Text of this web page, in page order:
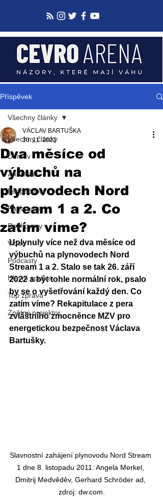
Příspěvek
Všechny články
Domov
Zahraničí
Bezpečnost
Panorama
Rozhovory
Video
Podcasty
Hlavní zpráva
Top zpráva
Zpětný projektor
Všechny články
Dva měsíce od
výbuchů na
plynovodech Nord
Stream 1 a 2. Co
zatím víme?
VÁCLAV BARTUŠKA
30. 11. 2022
Uplynuly více než dva měsíce od
výbuchů na plynovodech Nord
Stream 1 a 2. Stalo se tak 26. září
2022 a být tohle normální rok, psalo
by se o vyšetřování každý den. Co
zatím víme? Rekapitulace z pera
zvláštního zmocněnce MZV pro
energetickou bezpečnost Václava
Bartušky.
Slavnostní zahájení plynovodu Nord Stream
1 dne 8. listopadu 2011: Angela Merkel,
Dmitrij Medvěděv, Gerhard Schröder ad,
zdroj: dw.com.